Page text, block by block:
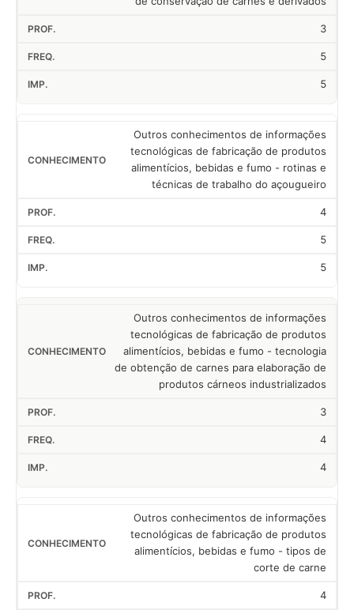
3
5
5
Outros conhecimentos de informações
tecnológicas de fabricação de produtos
alimentícios, bebidas e fumo - rotinas e
técnicas de trabalho do açougueiro
4
5
5
Outros conhecimentos de informações
tecnológicas de fabricação de produtos
alimentícios, bebidas e fumo - tecnologia
de obtenção de carnes para elaboração de
produtos cárneos industrializados
3
4
4
Outros conhecimentos de informações
tecnológicas de fabricação de produtos
alimentícios, bebidas e fumo - tipos de
corte de carne
4